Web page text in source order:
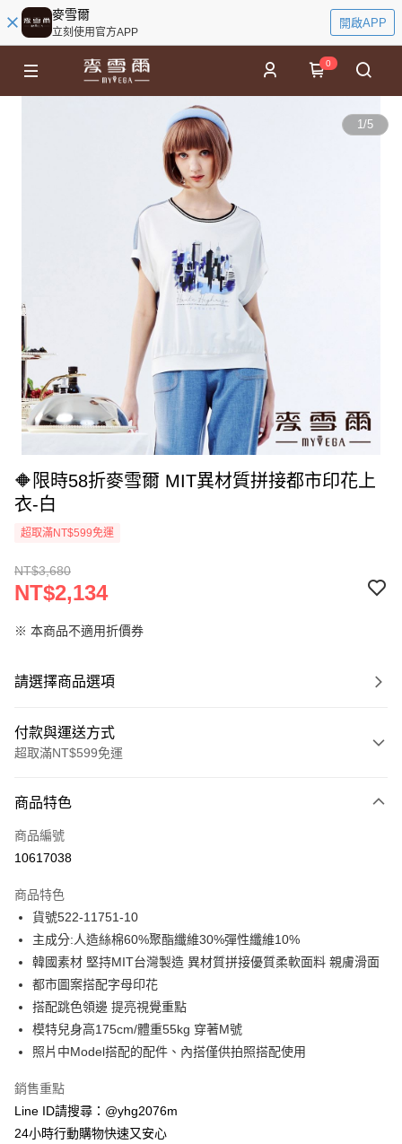
麥雪爾
立刻使用官方APP
開啟APP
0
1/5
🔶限時58折麥雪爾 MIT異材質拼接都市印花上
衣-白
超取滿NT$599免運
NT$3,680
NT$2,134
※ 本商品不適用折價券
請選擇商品選項
付款與運送方式
超取滿NT$599免運
信用卡一次付款
信用卡分期付款
合作金庫商業銀行
華南商業銀行
上海商業儲蓄銀行
台北富邦商業銀行
國泰世華商業銀行
兆豐國際商業銀行
臺灣中小企業銀行
匯豐（台灣）商業銀行
聯邦商業銀行
元大商業銀行
永豐商業銀行
玉山商業銀行
星展（台灣）商業銀行
台灣樂天信用卡公司
超商取貨付款
LINE Pay
Apple Pay
街口支付
貨到付款
商品特色
商品編號
10617038
商品特色
貨號522-11751-10
主成分:人造絲棉60%聚酯纖維30%彈性纖維10%
韓國素材 堅持MIT台灣製造 異材質拼接優質柔軟面料 親膚滑面
都市圖案搭配字母印花
搭配跳色領邊 提亮視覺重點
模特兒身高175cm/體重55kg 穿著M號
照片中Model搭配的配件、內搭僅供拍照搭配使用
銷售重點
Line ID請搜尋：@yhg2076m
24小時行動購物快速又安心